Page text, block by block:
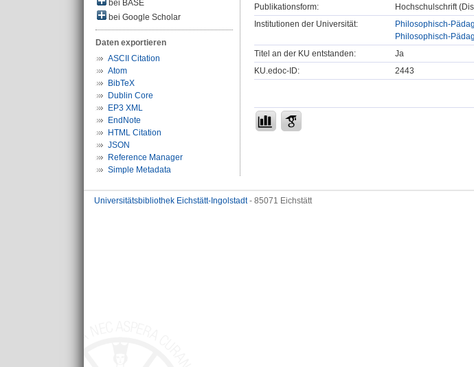
bei BASE
bei Google Scholar
Daten exportieren
ASCII Citation
Atom
BibTeX
Dublin Core
EP3 XML
EndNote
HTML Citation
JSON
Reference Manager
Simple Metadata
Publikationsform:
Hochschulschrift
Institutionen der Universität:
Philosophisch-
Philosophisch-
Titel an der KU entstanden:
Ja
KU.edoc-ID:
2443
Universitätsbibliothek Eichstätt-Ingolstadt- 85071 Eichstätt